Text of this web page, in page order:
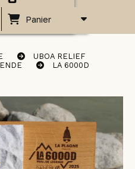
Panier
UBOA RELIEF
LA 6000D